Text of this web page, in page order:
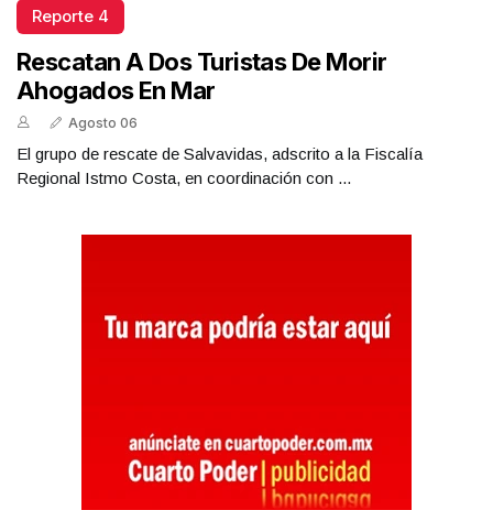
Reporte 4
Rescatan A Dos Turistas De Morir
Ahogados En Mar
Agosto 06
El grupo de rescate de Salvavidas, adscrito a la Fiscalía
Regional Istmo Costa, en coordinación con ...